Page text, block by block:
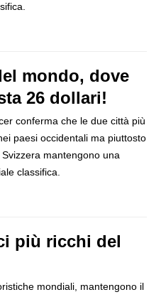
mondo, dove
26 dollari!
conferma che le due città più
paesi occidentali ma piuttosto
mantengono una
classifica.
più ricchi del
mondiali, mantengono il